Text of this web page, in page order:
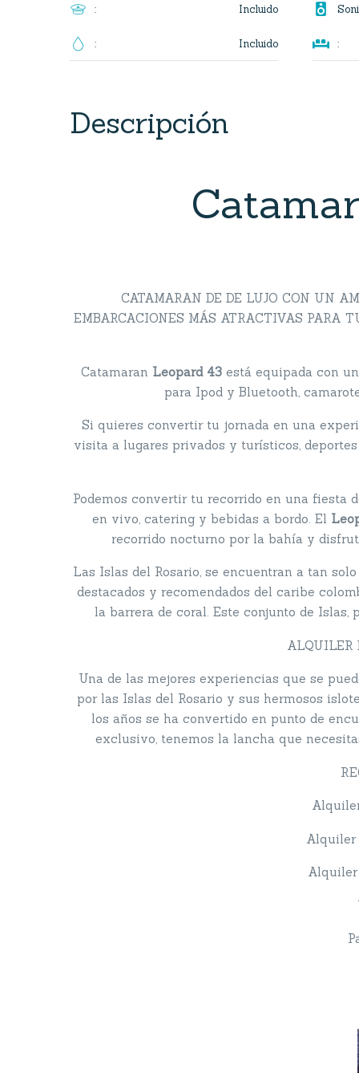
: Incluido
: Incluido

 :
Descripción
CATAMARAN DE DE LUJO CON UN
EMBARCACIONES MÁS ATRACTIVAS PARA
Catamaran Leopard 43está equipada con
para Ipod y Bluetooth,
Si quieres convertir tu jornada en una
visita a lugares privados y turísticos,
Podemos convertir tu recorrido en una fiesta
en vivo, catering y bebidas a bordo. El
recorrido nocturno por la bahía y
Las Islas del Rosario, se encuentran a tan
destacados y recomendados del caribe
la barrera de coral. Este conjunto de Islas,
ALQUILER
Una de las mejores experiencias que se
por las Islas del Rosario y sus hermosos
los años se ha convertido en punto de
exclusivo, tenemos la lancha que
Alquiler
Alquiler